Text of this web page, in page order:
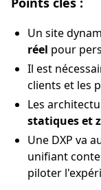
Un site
réel pour
Il est
clients et les
Les
statiques et
Une DXP va
unifiant
piloter